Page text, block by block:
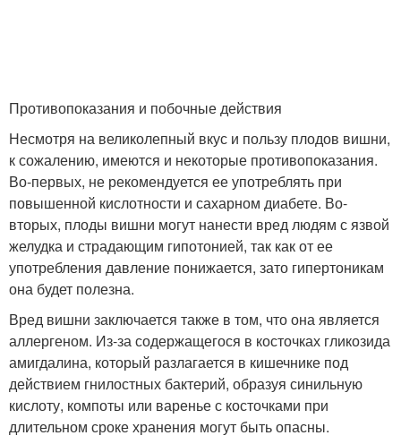
Противопоказания и побочные действия
Несмотря на великолепный вкус и пользу плодов вишни,
к сожалению, имеются и некоторые противопоказания.
Во-первых, не рекомендуется ее употреблять при
повышенной кислотности и сахарном диабете. Во-
вторых, плоды вишни могут нанести вред людям с язвой
желудка и страдающим гипотонией, так как от ее
употребления давление понижается, зато гипертоникам
она будет полезна.
Вред вишни заключается также в том, что она является
аллергеном. Из-за содержащегося в косточках гликозида
амигдалина, который разлагается в кишечнике под
действием гнилостных бактерий, образуя синильную
кислоту, компоты или варенье с косточками при
длительном сроке хранения могут быть опасны.